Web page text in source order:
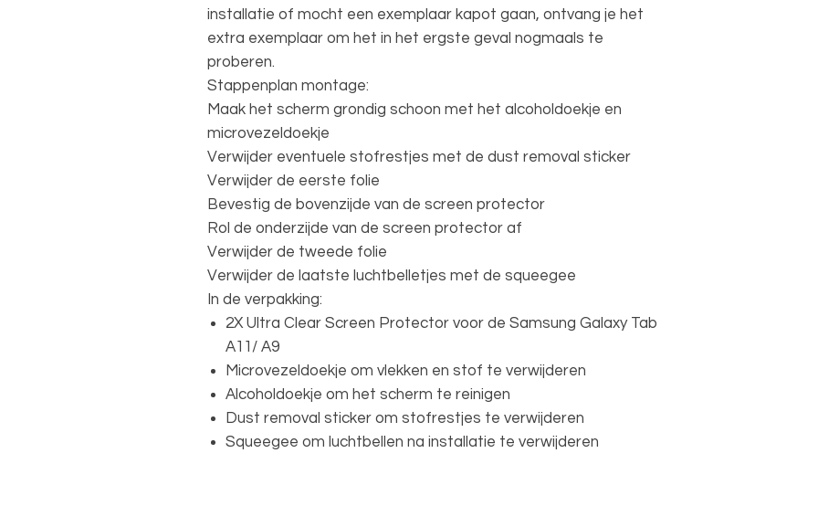
installatie of mocht een exemplaar kapot gaan, ontvang je het
extra exemplaar om het in het ergste geval nogmaals te
proberen.
Stappenplan montage:
Maak het scherm grondig schoon met het alcoholdoekje en
microvezeldoekje
Verwijder eventuele stofrestjes met de dust removal sticker
Verwijder de eerste folie
Bevestig de bovenzijde van de screen protector
Rol de onderzijde van de screen protector af
Verwijder de tweede folie
Verwijder de laatste luchtbelletjes met de squeegee
In de verpakking:
2X Ultra Clear Screen Protector voor de Samsung Galaxy Tab
A11/ A9
Microvezeldoekje om vlekken en stof te verwijderen
Alcoholdoekje om het scherm te reinigen
Dust removal sticker om stofrestjes te verwijderen
Squeegee om luchtbellen na installatie te verwijderen